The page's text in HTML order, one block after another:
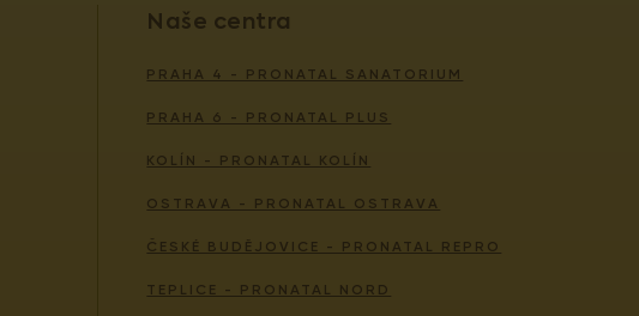
Naše centra
PRAHA 4 - PRONATAL SANATORIUM
PRAHA 6 - PRONATAL PLUS
KOLÍN - PRONATAL KOLÍN
OSTRAVA - PRONATAL OSTRAVA
ČESKÉ BUDĚJOVICE - PRONATAL REPRO
TEPLICE - PRONATAL NORD